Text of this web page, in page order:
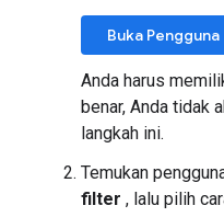
Buka Pengguna
Anda harus
benar, Anda tidak
langkah ini.
Temukan
filter , lalu pilih